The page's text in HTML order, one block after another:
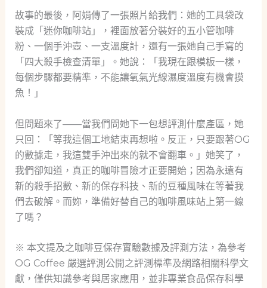
故事的最後，阿娟傳了一張照片給我們：她的工具袋改
裝成「迷你咖啡站」，裡面放著分裝好的五小管咖啡
粉、一個手沖壺、一支溫度計，還有一張她自己手寫的
「四大殺手檢查清單」。她說：「我現在跟模板一樣，
每個步驟都要精準，不能讓氧氣光線濕度溫度有機會摸
魚！」
但問題來了——當我們問她下一包想評測什麼產區，她
只回：「等我這個工地結束再想啦。反正，只要跟著OG
的數據走，我這雙手沖出來的就不會翻車。」她笑了，
我們卻知道，真正的咖啡冒險才正要開始；因為永遠有
新的殺手招數、新的保存科技、新的豆種風味在等著我
們去破解。而妳，準備好替自己的咖啡風味站上第一線
了嗎？
※ 本文提及之咖啡豆保存實驗數據及評測方法，為參考
OG Coffee 嚴選評測公開之評測標準及網路相關科學文
獻，僅供知識參考與居家應用，並非專業食品保存科學